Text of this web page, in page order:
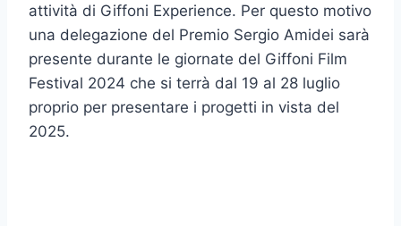
attività di Giffoni Experience. Per questo motivo
una delegazione del Premio Sergio Amidei sarà
presente durante le giornate del Giffoni Film
Festival 2024 che si terrà dal 19 al 28 luglio
proprio per presentare i progetti in vista del
2025.